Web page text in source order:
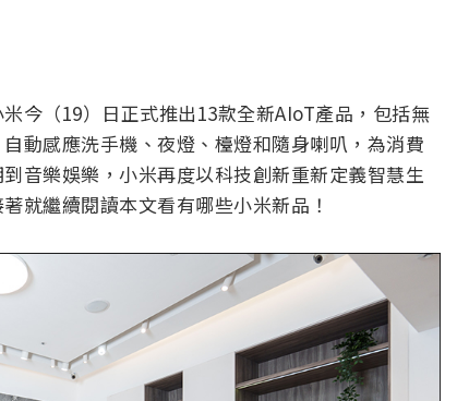
今（19）日正式推出13款全新AIoT產品，包括無
動感應洗手機、夜燈、檯燈和隨身喇叭，為消費
音樂娛樂，小米再度以科技創新重新定義智慧生
就繼續閱讀本文看有哪些小米新品！